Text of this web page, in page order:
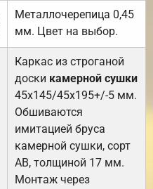
Металлочерепица 0,45
мм. Цвет на выбор.
Каркас из строганой
доски камерной сушки
45х145/45х195+/-5 мм.
Обшиваются
имитацией бруса
камерной сушки, сорт
АВ, толщиной 17 мм.
Монтаж через